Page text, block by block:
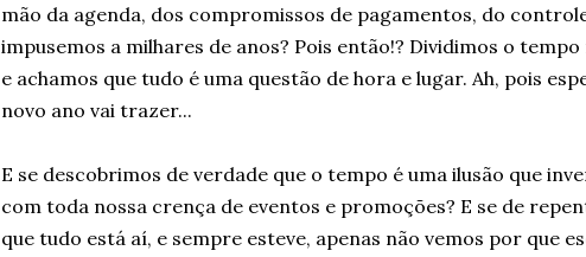
mão da agenda, dos compromissos de pagamentos, do
impusemos a milhares de anos? Pois então!? Dividimos o
e achamos que tudo é uma questão de hora e lugar. Ah, pois
novo ano vai trazer...
E se descobrimos de verdade que o tempo é uma ilusão que
com toda nossa crença de eventos e promoções? E se de
que tudo está aí, e sempre esteve, apenas não vemos por que